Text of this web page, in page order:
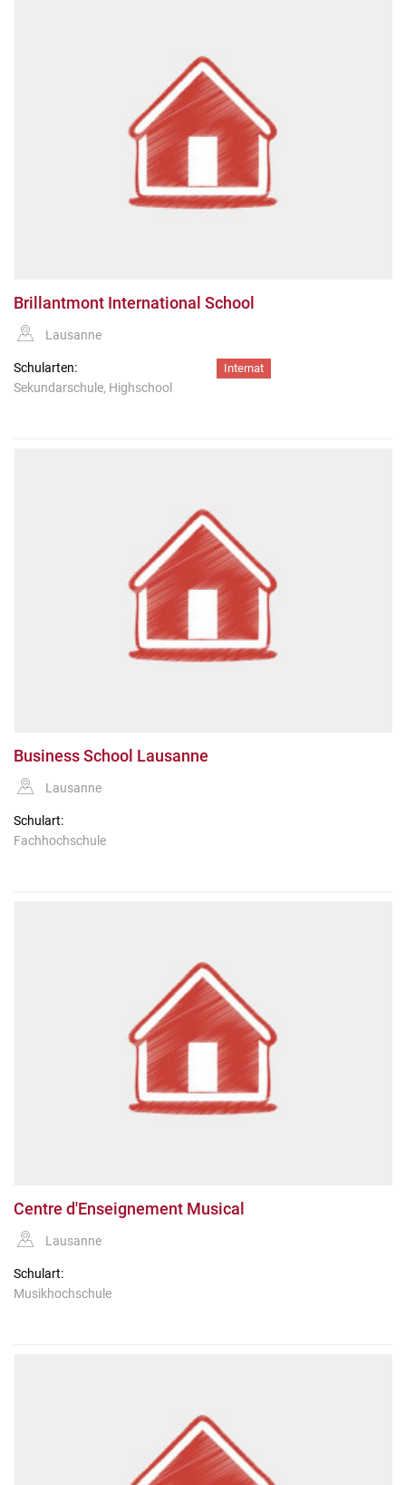
Brillantmont International School
Lausanne
Schularten:
Sekundarschule, Highschool
Internat
Business School Lausanne
Lausanne
Schulart:
Fachhochschule
Centre d'Enseignement Musical
Lausanne
Schulart:
Musikhochschule